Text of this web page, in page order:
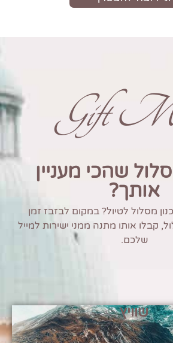
Gift
שהכי מעניין
אותך?
מסלול לטיול? במקום לבזבז זמן
קבלו אותו מתנה ממני ישירות למייל
שלכם.
שוויץ